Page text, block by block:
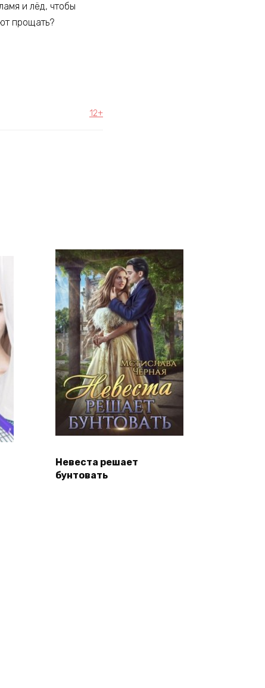
и лёд, чтобы
прощать?
12+
Невеста решает
бунтовать